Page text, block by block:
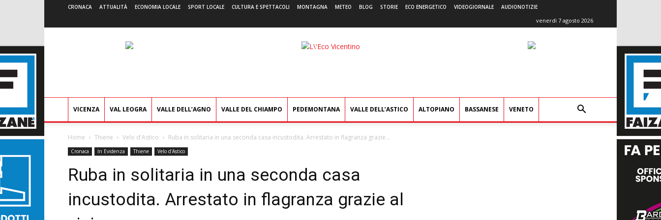
CRONACA ATTUALITÀ ECONOMIA LOCALE SPORT LOCALE CULTURA E SPETTACOLI MONTAGNA METEO BLOG STORIE ECO ENERGETICO VIDEOGIORNALE AUDIONOTIZIE
venerdì 7 agosto 2026
L'Eco
VICENZA VAL LEOGRA VALLE DELL’AGNO VALLE DEL CHIAMPO PEDEMONTANA VALLE DELL’ASTICO ALTOPIANO BASSANESE VENETO
Home Thiene Velo d'Astico Ruba in solitaria in una seconda casa incustodita. Arrestato in flagranza grazie...
Cronaca In Evidenza Thiene Velo d'Astico
Ruba in solitaria in una seconda casa
incustodita. Arrestato in flagranza grazie al